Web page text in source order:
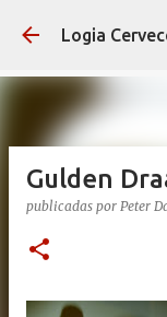
Ir
Logia
Gulden
publicadas por Peter